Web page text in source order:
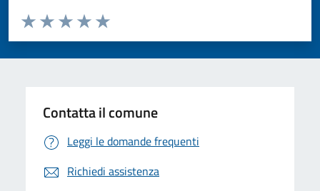
Valuta da 1 a 5 stelle la pagina
Valuta 5 stelle su 5
Valuta 4 stelle su 5
Valuta 3 stelle su 5
Valuta 2 stelle su 5
Valuta 1 stelle su 5
Contatta il comune
Leggi le domande frequenti
Richiedi assistenza